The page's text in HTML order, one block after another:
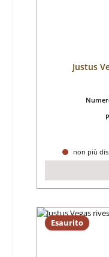
Justus
non più
Esaurito